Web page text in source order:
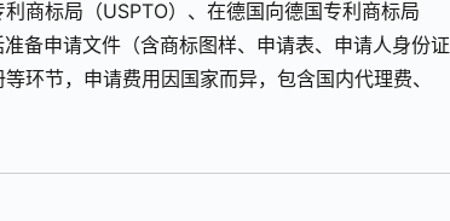
商标局（USPTO）、在德国向德国专利商标局
备申请文件（含商标图样、申请表、申请人身份证
环节，申请费用因国家而异，包含国内代理费、